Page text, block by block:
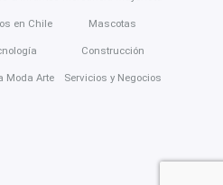
en Chile
Moda Arte
Mascotas
Construcción
Servicios y Negocios